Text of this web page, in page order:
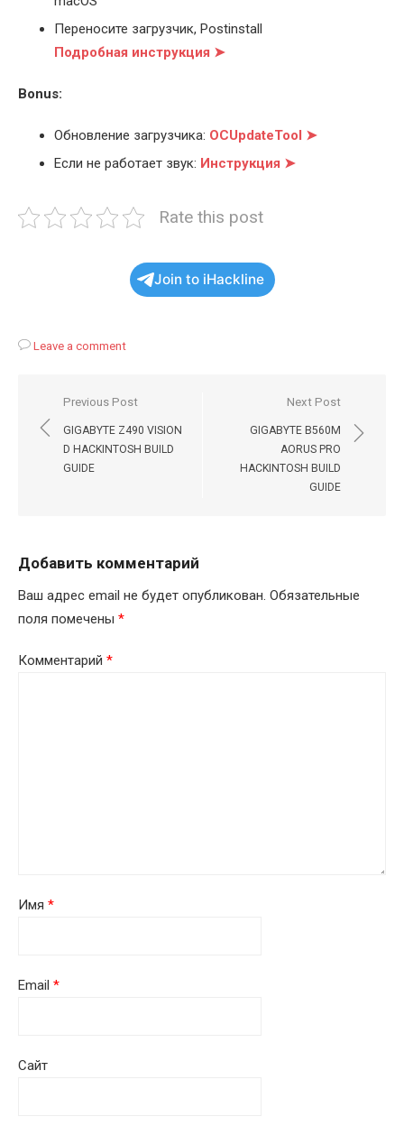
Переносите загрузчик, Postinstall
Подробная инструкция ➤
Bonus:
Обновление загрузчика: OCUpdateTool ➤
Если не работает звук: Инструкция ➤
Rate this post
Join to iHackline
Leave a comment
Навигация
по
записям
Previous Post
GIGABYTE Z490 VISION
D HACKINTOSH BUILD
GUIDE
Next Post
GIGABYTE B560M
AORUS PRO
HACKINTOSH BUILD
GUIDE
Добавить комментарий
Ваш адрес email не будет опубликован. Обязательные
поля помечены *
Комментарий *
Имя *
Email *
Сайт